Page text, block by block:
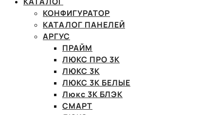
КОНФИГУРАТОР
КАТАЛОГ ПАНЕЛЕЙ
АРГУС
ПРАЙМ
ЛЮКС ПРО 3К
ЛЮКС 3К
ЛЮКС 3К БЕЛЫЕ
Люкс 3К БЛЭК
СМАРТ